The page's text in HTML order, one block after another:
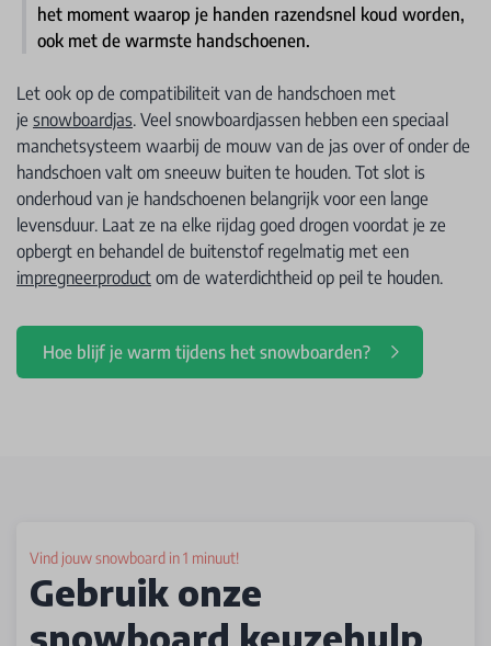
het moment waarop je handen razendsnel koud worden,
ook met de warmste handschoenen.
Let ook op de compatibiliteit van de handschoen met
je snowboardjas. Veel snowboardjassen hebben een speciaal
manchetsysteem waarbij de mouw van de jas over of onder de
handschoen valt om sneeuw buiten te houden. Tot slot is
onderhoud van je handschoenen belangrijk voor een lange
levensduur. Laat ze na elke rijdag goed drogen voordat je ze
opbergt en behandel de buitenstof regelmatig met een
impregneerproduct om de waterdichtheid op peil te houden.
Hoe blijf je warm tijdens het snowboarden?
Vind jouw snowboard in 1 minuut!
Gebruik onze
snowboard keuzehulp